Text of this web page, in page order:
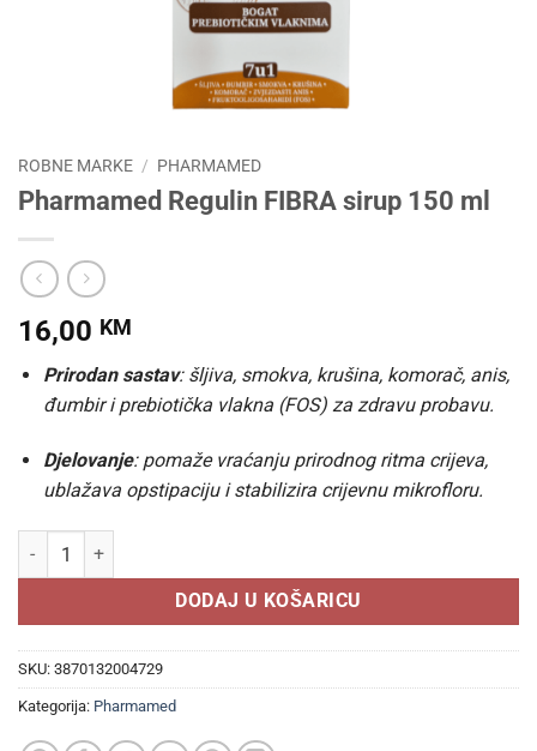
ROBNE MARKE / PHARMAMED
Pharmamed Regulin FIBRA sirup 150 ml
16,00 KM
Prirodan sastav: šljiva, smokva, krušina, komorač, anis,
đumbir i prebiotička vlakna (FOS) za zdravu probavu.
Djelovanje: pomaže vraćanju prirodnog ritma crijeva,
ublažava opstipaciju i stabilizira crijevnu mikrofloru.
Pharmamed Regulin FIBRA sirup 150 ml količina
DODAJ U KOŠARICU
SKU: 3870132004729
Kategorija: Pharmamed